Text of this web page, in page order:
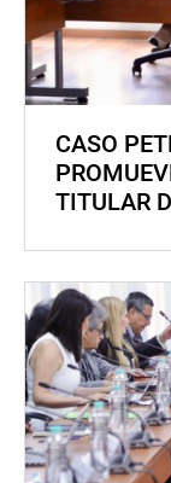
CASO
TITULAR